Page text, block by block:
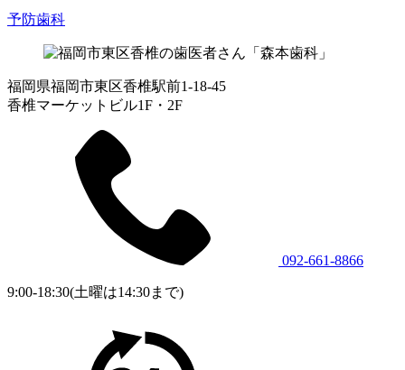
予防歯科
福岡県福岡市東区香椎駅前1-18-45
香椎マーケットビル1F・2F
092-661-8866
9:00-18:30(土曜は14:30まで)